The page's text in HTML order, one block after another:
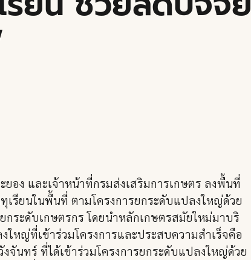
อง และเจ้าหน้าที่กรมส่งเสริมการเกษตร ลงพื้นที่
รียนในพื้นที่ ตามโครงการยกระดับแปลงใหญ่ด้วย
ระดับเกษตรกร โดยนำหลักเกษตรสมัยใหม่มาบริ
หญ่ที่เข้าร่วมโครงการและประสบความสำเร็จคือ
นทร์ ที่ได้เข้าร่วมโครงการยกระดับแปลงใหญ่ด้วย